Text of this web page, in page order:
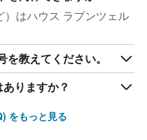
はハウス ラプンツェル
教えてください。
りますか？
をもっと見る